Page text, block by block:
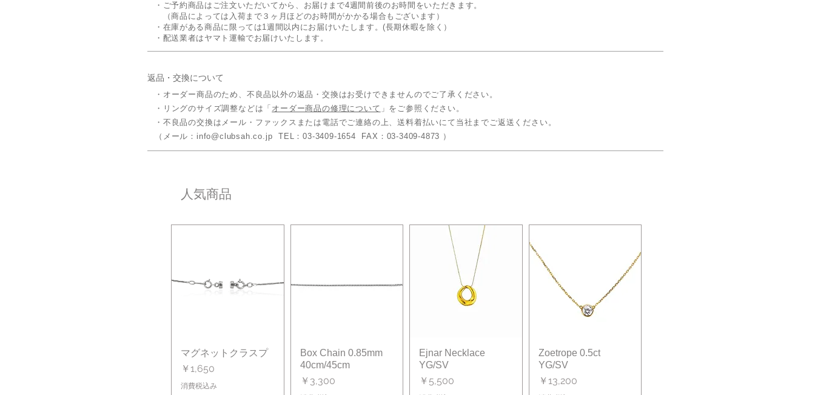
・ご予約商品はご注文いただいてから、お届けまで4週間前後のお時間をいただきます。
（商品によっては入荷まで３ヶ月ほどのお時間がかかる場合もございます）
・在庫がある商品に限っては1週間以内にお届けいたします。(長期休暇を除く）
・配送業者はヤマト運輸でお届けいたします。
返品・交換について
・オーダー商品のため、不良品以外の返品・交換はお受けできませんのでご了承ください。
​・リングのサイズ調整などは「 オーダー商品の修理について 」をご参照ください。
・不良品の交換はメール・ファックスまたは電話でご連絡の上、送料着払いにて当社までご返送ください。
（メール：info@clubsah.co.jp TEL：03-3409-1654 FAX：03-3409-4873 ）
人気商品
クイックビュー
マグネットクラスプ
価格
￥1,650
消費税込み
クイックビュー
Box Chain 0.85mm
40cm/45cm
価格
￥3,300
クイックビュー
Ejnar Necklace
YG/SV
価格
￥5,500
クイックビュー
Zoetrope 0.5ct
YG/SV
価格
￥13,200